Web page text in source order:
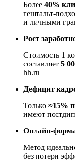
Более 40%
гештальт-
и личными
Рост
Стоимость 1
составляет 5
hh.ru
Дефицит
Только ≈15%
имеют
Онлайн-
Метод
без потери